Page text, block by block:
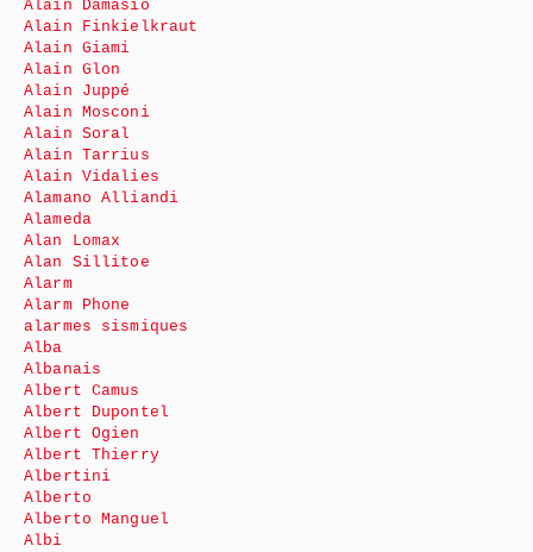
Alain Damasio
Alain Finkielkraut
Alain Giami
Alain Glon
Alain Juppé
Alain Mosconi
Alain Soral
Alain Tarrius
Alain Vidalies
Alamano Alliandi
Alameda
Alan Lomax
Alan Sillitoe
Alarm
Alarm Phone
alarmes sismiques
Alba
Albanais
Albert Camus
Albert Dupontel
Albert Ogien
Albert Thierry
Albertini
Alberto
Alberto Manguel
Albi